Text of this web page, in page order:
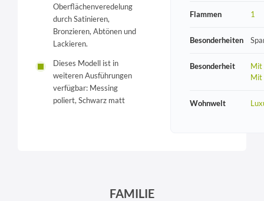
Oberflächenveredelung
durch Satinieren,
Bronzieren, Abtönen und
Lackieren.
Dieses Modell ist in
weiteren Ausführungen
verfügbar: Messing
poliert, Schwarz matt
Flammen 1
Besonderheiten
Besonderheit
Mit
Mit
Wohnwelt
FAMILIE